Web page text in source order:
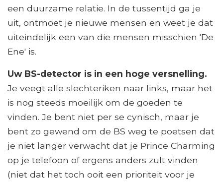
een duurzame relatie. In de tussentijd ga je
uit, ontmoet je nieuwe mensen en weet je dat
uiteindelijk een van die mensen misschien 'De
Ene' is.
Uw BS-detector is in een hoge versnelling.
Je veegt alle slechteriken naar links, maar het
is nog steeds moeilijk om de goeden te
vinden. Je bent niet per se cynisch, maar je
bent zo gewend om de BS weg te poetsen dat
je niet langer verwacht dat je Prince Charming
op je telefoon of ergens anders zult vinden
(niet dat het toch ooit een prioriteit voor je